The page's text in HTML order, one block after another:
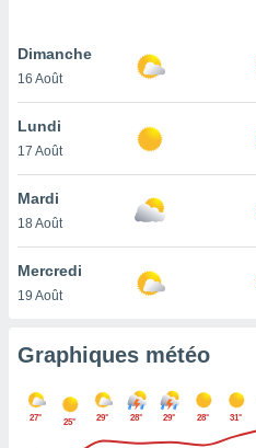
pas
de
à
cas,
que
sur le
que
ne
Dimanche
16 Août
Lundi
17 Août
Mardi
18 Août
Mercredi
19 Août
Graphiques météo
27° 25° 29° 28° 29° 28° 31°